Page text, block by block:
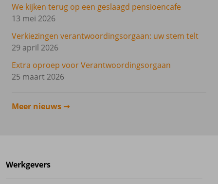
We kijken terug op een geslaagd pensioencafe
13 mei 2026
Verkiezingen verantwoordingsorgaan: uw stem telt
29 april 2026
Extra oproep voor Verantwoordingsorgaan
25 maart 2026
Meer nieuws
Werkgevers